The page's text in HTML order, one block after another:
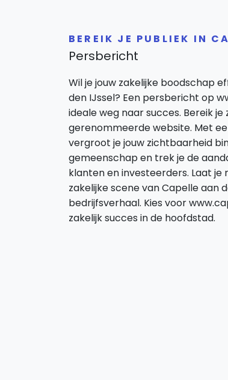
BEREIK JE PUBLIEK IN
Persbericht
Wil je jouw zakelijke boodschap
den IJssel? Een persbericht op
ideale weg naar succes. Bereik
gerenommeerde website. Met
vergroot je jouw zichtbaarheid
gemeenschap en trek je de
klanten en investeerders. Laat je
zakelijke scene van Capelle aan
bedrijfsverhaal. Kies voor
zakelijk succes in de hoofdstad.